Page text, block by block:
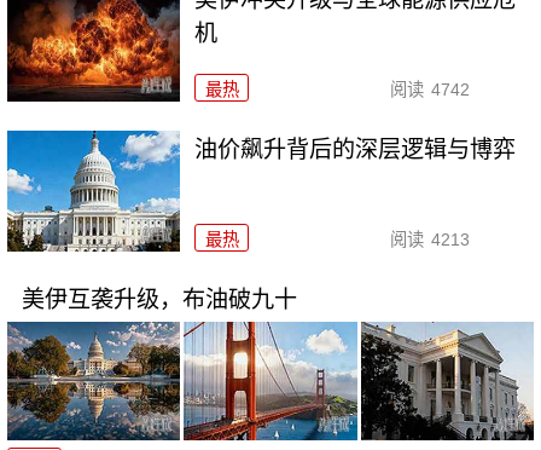
机
最热 阅读 4742
油价飙升背后的深层逻辑与博弈
最热 阅读 4213
美伊互袭升级，布油破九十